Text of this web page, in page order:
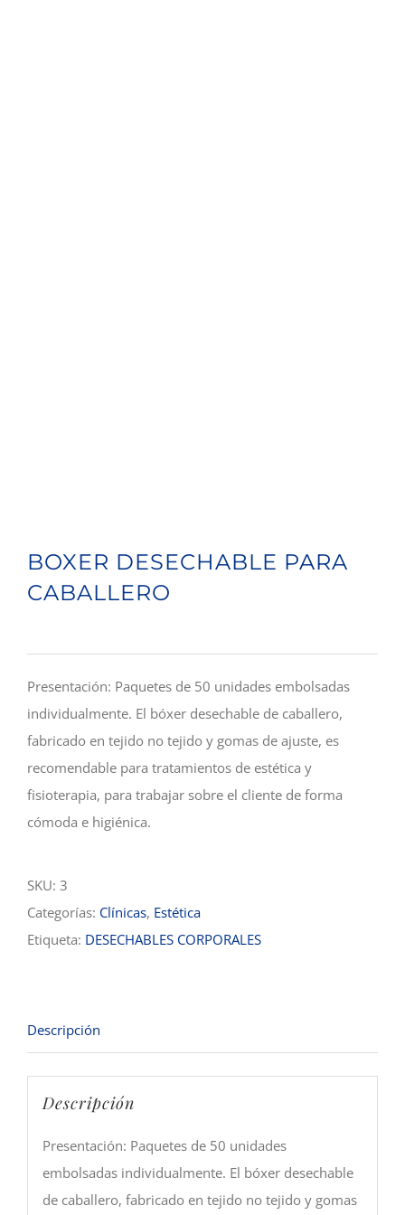
BOXER DESECHABLE PARA
CABALLERO
Presentación: Paquetes de 50 unidades embolsadas
individualmente. El bóxer desechable de caballero,
fabricado en tejido no tejido y gomas de ajuste, es
recomendable para tratamientos de estética y
fisioterapia, para trabajar sobre el cliente de forma
cómoda e higiénica.
SKU: 3
Categorías: Clínicas, Estética
Etiqueta: DESECHABLES CORPORALES
Descripción
Descripción
Presentación: Paquetes de 50 unidades
embolsadas individualmente. El bóxer desechable
de caballero, fabricado en tejido no tejido y gomas